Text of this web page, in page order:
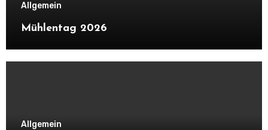
Allgemein
Mühlentag 2026
Allgemein